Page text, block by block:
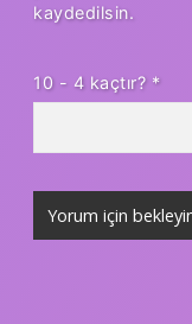
kaydedilsin.
10 - 4 kaçtır? *